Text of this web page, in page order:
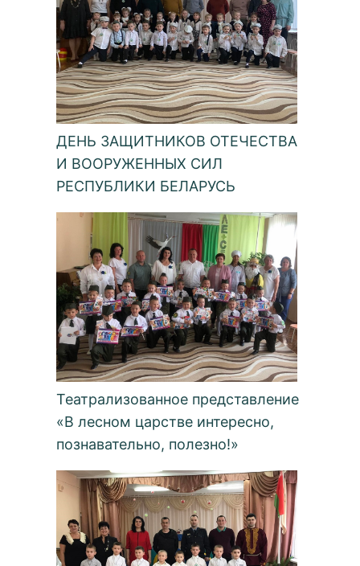
ДЕНЬ ЗАЩИТНИКОВ ОТЕЧЕСТВА
И ВООРУЖЕННЫХ СИЛ
РЕСПУБЛИКИ БЕЛАРУСЬ
Театрализованное представление
«В лесном царстве интересно,
познавательно, полезно!»